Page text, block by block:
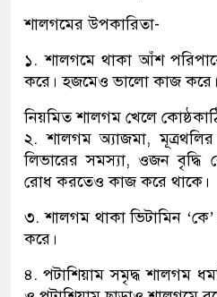
শালগমের উপকারিতা-
১. শালগমে থাকা আঁশ
করে। হজমেও ভালো কাজ করে।
নিয়মিত শালগম খেলে
২. শালগম অ্যাজমা, মূত্রথলির
লিভারের সমস্যা, ওজন বৃদ্ধি
রোধ করতেও কাজ করে থাকে।
৩. শালগম থাকা ভিটামিন
করে।
৪. পটাশিয়াম সমৃদ্ধ শালগম